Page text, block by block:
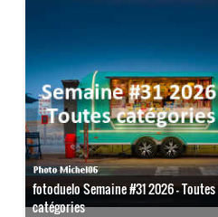
fotoduelo Semaine #31 2026 - Toutes
catégories